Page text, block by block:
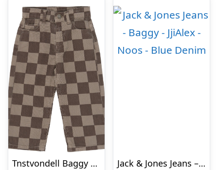
Tnstvondell Baggy Fit Jeans
Jack & Jones Jeans – Baggy – JjiAlex – Noos – Blue Denim